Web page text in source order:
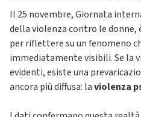
Il 25 novembre, Giornata
della violenza contro le
per riflettere su un fenomeno
immediatamente visibili. Se la
evidenti, esiste una
ancora più diffusa: laviolenza